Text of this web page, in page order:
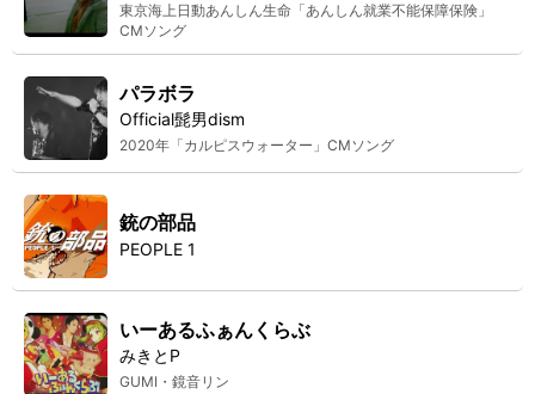
東京海上日動あんしん生命「あんしん就業不能保障保険」
CMソング
パラボラ
Official髭男dism
2020年「カルピスウォーター」CMソング
銃の部品
PEOPLE 1
いーあるふぁんくらぶ
みきとP
GUMI・鏡音リン